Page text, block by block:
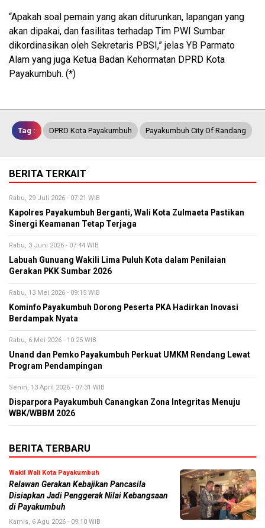
“Apakah soal pemain yang akan diturunkan, lapangan yang
akan dipakai, dan fasilitas terhadap Tim PWI Sumbar
dikordinasikan oleh Sekretaris PBSI,” jelas YB Parmato
Alam yang juga Ketua Badan Kehormatan DPRD Kota
Payakumbuh. (*)
Tag : DPRD Kota Payakumbuh Payakumbuh City Of Randang
BERITA TERKAIT
Rabu, 29 Juli 2026 - 07:21 WIB
Kapolres Payakumbuh Berganti, Wali Kota Zulmaeta Pastikan
Sinergi Keamanan Tetap Terjaga
Rabu, 3 Juni 2026 - 07:44 WIB
Labuah Gunuang Wakili Lima Puluh Kota dalam Penilaian
Gerakan PKK Sumbar 2026
Rabu, 13 Mei 2026 - 09:15 WIB
Kominfo Payakumbuh Dorong Peserta PKA Hadirkan Inovasi
Berdampak Nyata
Rabu, 6 Mei 2026 - 10:25 WIB
Unand dan Pemko Payakumbuh Perkuat UMKM Rendang Lewat
Program Pendampingan
Senin, 13 April 2026 - 07:31 WIB
Disparpora Payakumbuh Canangkan Zona Integritas Menuju
WBK/WBBM 2026
BERITA TERBARU
Wakil Wali Kota Payakumbuh
Relawan Gerakan Kebajikan Pancasila
Disiapkan Jadi Penggerak Nilai Kebangsaan
di Payakumbuh
Kamis, 6 Agu 2026 - 09:10 WIB